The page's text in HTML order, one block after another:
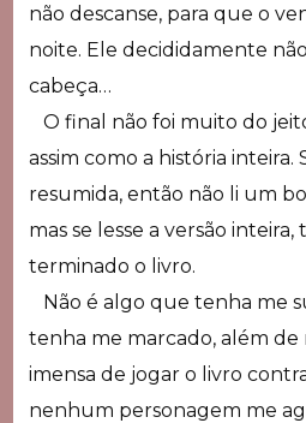
não descanse, para que o
noite. Ele decididamente
cabeça…
O final não foi muito do
assim como a história inteira.
resumida, então não li um
mas se lesse a versão
terminado o livro.
Não é algo que tenha me
tenha me marcado, além
imensa de jogar o livro
nenhum personagem me